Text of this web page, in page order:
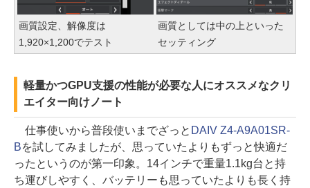
画質設定、解像度は
1,920×1,200でテスト
画質としては中の上といった
セッティング
軽量かつGPU支援の性能が必要な人にオススメなクリ
エイター向けノート
仕事使いから普段使いまでざっと DAIV Z4-A9A01SR-
Bを試してみましたが、思っていたよりもずっと快適だ
ったというのが第一印象。14インチで重量1.1kg台と持
ち運びしやすく、バッテリーも思っていたよりも長く持